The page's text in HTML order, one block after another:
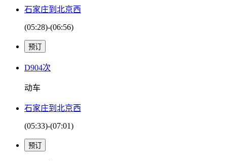
石家庄到北京西
(05:28)-(06:56)
D904次
动车
石家庄到北京西
(05:33)-(07:01)